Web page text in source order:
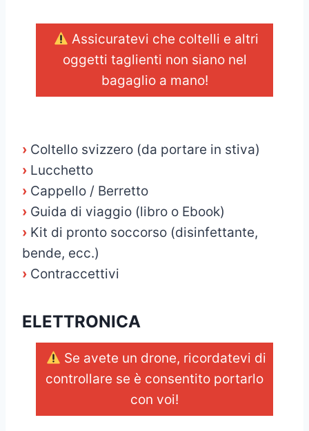
Assicuratevi che coltelli e altri
oggetti taglienti non siano nel
bagaglio a mano!
› Coltello svizzero (da portare in stiva)
› Lucchetto
› Cappello / Berretto
› Guida di viaggio (libro o Ebook)
› Kit di pronto soccorso (disinfettante,
bende, ecc.)
› Contraccettivi
ELETTRONICA
Se avete un drone, ricordatevi di
controllare se è consentito portarlo
con voi!